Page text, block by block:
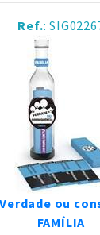
Ref.:
ou
FAMÍLIA